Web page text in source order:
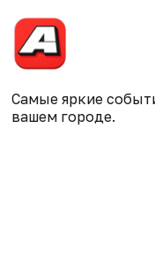
Самые яркие
вашем городе.